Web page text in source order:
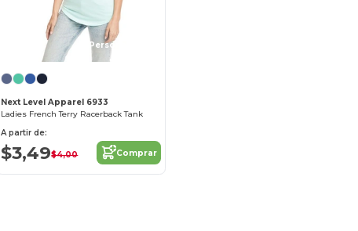
¡Personalízalo!
Next Level Apparel 6933
Ladies French Terry Racerback Tank
A partir de:
$3,49$4,00 Comprar